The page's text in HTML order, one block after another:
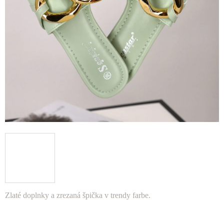
Zlaté doplnky a zrezaná špička v trendy farbe.